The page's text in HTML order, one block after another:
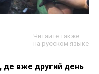
Читайте также
на русском языке
де вже другий день